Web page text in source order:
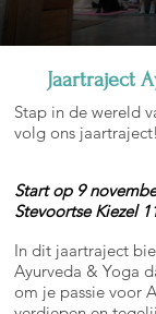
Jaartraject
Stap in de wereld
volg ons jaartraject!
Start op 9
Stevoortse Kiezel
In dit jaartraject
Ayurveda & Yoga
om je passie voor